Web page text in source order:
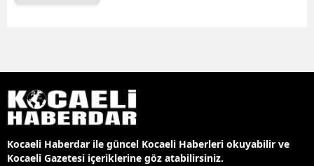
Kocaeli Haberdar ile güncel Kocaeli Haberleri okuyabilir ve
Kocaeli Gazetesi içeriklerine göz atabilirsiniz.